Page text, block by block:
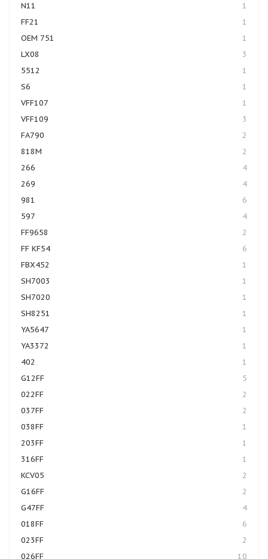
N11
1
FF21
1
OEM 751
1
LX08
3
5512
1
S6
1
VFF107
1
VFF109
3
FA790
2
818M
2
266
4
269
4
981
6
597
4
FF9658
2
FF KF54
6
FBX452
1
SH7003
1
SH7020
1
SH8251
1
YA5647
1
YA3372
1
402
1
G12FF
5
022FF
2
037FF
2
038FF
1
203FF
1
316FF
1
KCV05
2
G16FF
2
G47FF
4
018FF
6
023FF
2
026FF
10